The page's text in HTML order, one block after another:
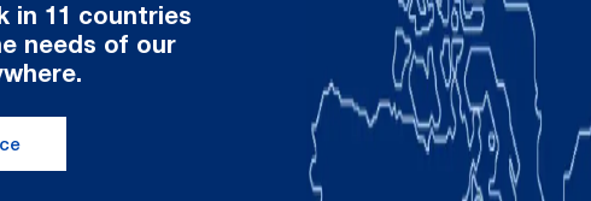
in 11 countries
needs of our